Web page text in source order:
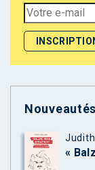
Nouveautés
Judith
«